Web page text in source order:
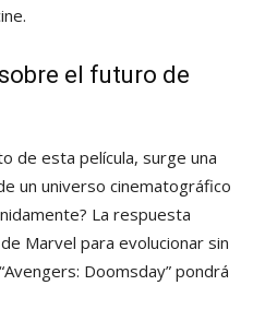
el futuro de
de esta película, surge una
un universo cinematográfico
La respuesta
Marvel para evolucionar sin
Doomsday” pondrá